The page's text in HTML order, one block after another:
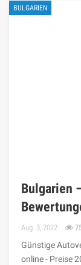
BULGARIEN
Bulgarien
Aug. 3, 2022
Günstige
online - Preise